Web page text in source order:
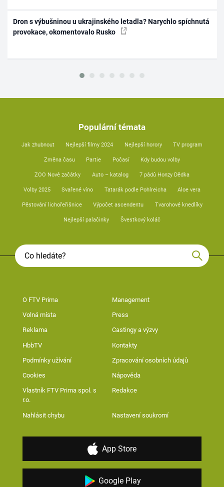
Dron s výbušninou u ukrajinského letadla? Narychlo spíchnutá
provokace, okomentovalo Rusko
Populární témata
Jak zhubnout Nejlepší filmy 2024 Nejlepší horory TV program
Změna času Partie Počasí Kdy budou volby
ZOO Nové začátky Auto – katalog 7 pádů Honzy Dědka
Volby 2025 Svařené víno Tatarák podle Pohlreicha Aloe vera
Pěstování lichořeřišnice Výpočet ascendentu Tvarohové knedlíky
Nejlepší palačinky Švestkový koláč
O FTV Prima Management
Volná místa Press
Reklama Castingy a výzvy
HbbTV Kontakty
Podmínky užívání Zpracování osobních údajů
Cookies Nápověda
Vlastník FTV Prima spol. s
r.o.
Redakce
Nahlásit chybu Nastavení soukromí
App Store
Google Play